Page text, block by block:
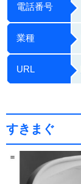
電話番号
業種
URL
すきまぐ